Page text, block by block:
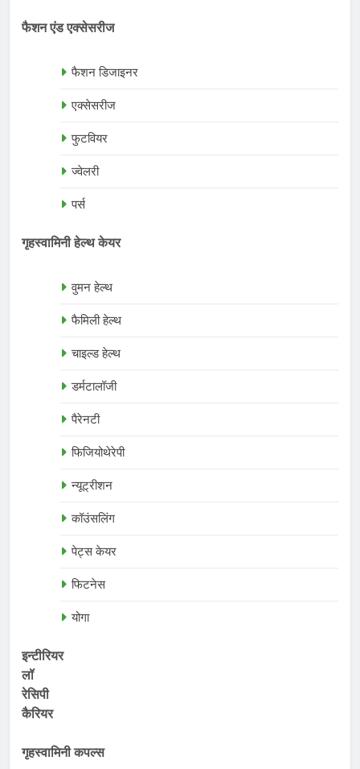
फैशन एंड एक्सेसरीज
फैशन डिजाइनर
एक्सेसरीज
फुटवियर
ज्वेलरी
पर्स
गृहस्वामिनी हेल्थ केयर
वुमन हेल्थ
फैमिली हेल्थ
चाइल्ड हेल्थ
डर्मटालॉजी
पैरेनटी
फिजियोथेरेपी
न्यूट्रीशन
कॉउंसलिंग
पेट्स केयर
फिटनेस
योगा
इन्टीरियर
लॉ
रेसिपी
कैरियर
गृहस्वामिनी कपल्स